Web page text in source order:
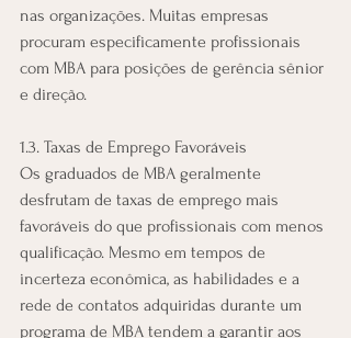
nas organizações. Muitas empresas
procuram especificamente profissionais
com MBA para posições de gerência sênior
e direção.
1.3. Taxas de Emprego Favoráveis
Os graduados de MBA geralmente
desfrutam de taxas de emprego mais
favoráveis do que profissionais com menos
qualificação. Mesmo em tempos de
incerteza econômica, as habilidades e a
rede de contatos adquiridas durante um
programa de MBA tendem a garantir aos